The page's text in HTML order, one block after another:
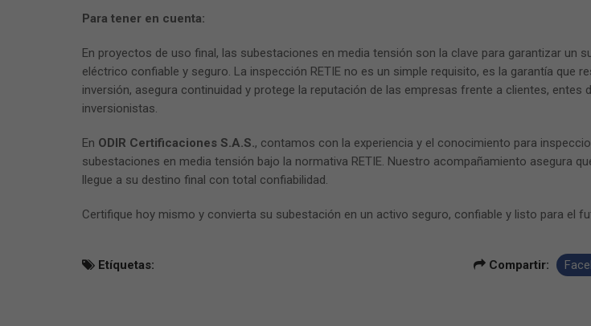
Para tener en cuenta:
En proyectos de uso final, las subestaciones en media tensión son la clave para garantizar un
eléctrico confiable y seguro. La inspección RETIE no es un simple requisito, es la garantía que
inversión, asegura continuidad y protege la reputación de las empresas frente a clientes, entes
inversionistas.
En ODIR Certificaciones S.A.S., contamos con la experiencia y el conocimiento para
subestaciones en media tensión bajo la normativa RETIE. Nuestro acompañamiento asegura
llegue a su destino final con total confiabilidad.
Certifique hoy mismo y convierta su subestación en un activo seguro, confiable y listo para el
Etíquetas: Compartir: